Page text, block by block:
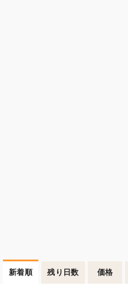
新着順 残り日数 価格